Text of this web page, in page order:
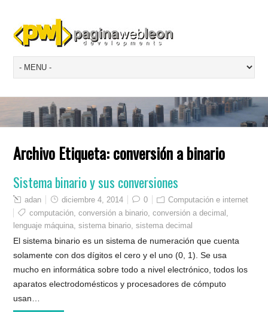
Archivo Etiqueta:conversión a binario
Sistema binario y sus conversiones
adan diciembre 4, 2014 0
Computación e internet
computación ,conversión a binario ,conversión a decimal
lenguaje máquina ,sistema binario ,sistema decimal
El sistema binario es un sistema de numeración que cuenta
solamente con dos dígitos el cero y el uno (0, 1). Se usa
mucho en informática sobre todo a nivel electrónico, todos los
aparatos electrodomésticos y procesadores de cómputo
usan…